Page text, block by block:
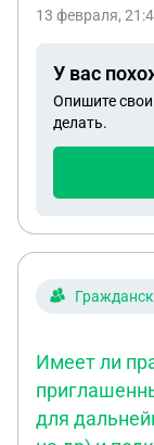
обеспечение
13 февраля,
У вас
Опишите
делать.
Имеет ли
для